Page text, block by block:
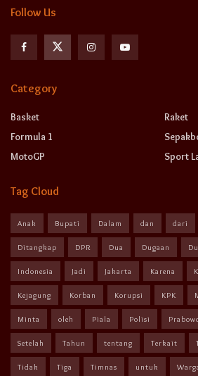
Follow Us
Category
Basket
Formula 1
MotoGP
Raket
Sport
Tag Cloud
Anak Bupati Dalam dan dari
Ditangkap DPR Dua Dugaan
Indonesia Jadi Jakarta Karena
Kejagung Korban Korupsi KPK
Minta oleh Piala Polisi
Setelah Tahun tentang Terkait
Tidak Tiga Timnas untuk